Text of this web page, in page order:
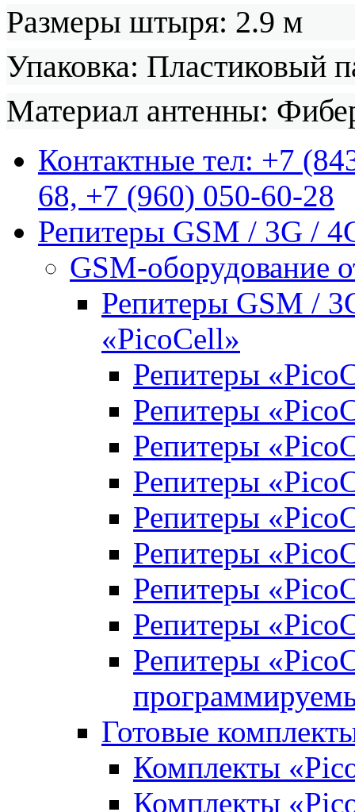
Размеры штыря: 2.9 м
Упаковка: Пластиковый
Материал антенны:
Контактные тел: +7
68, +7 (960) 050-60-28
Репитеры GSM / 3G /
GSM-оборудование
Репитеры GSM /
«PicoCell»
Репитеры
Репитеры
Репитеры
Репитеры
Репитеры
Репитеры
Репитеры
Репитеры
Репитеры
Готовые
Комплекты
Комплекты